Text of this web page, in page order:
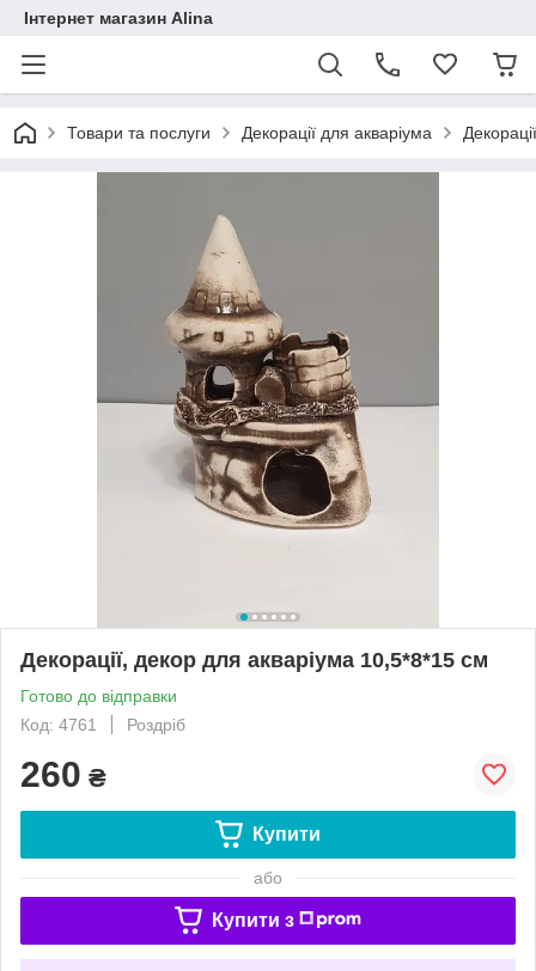
Інтернет магазин Alina
Товари та послуги Декорації для акваріума
Декорації, декор для акваріума 10,5*8*15 см
Готово до відправки
Код: 4761
Роздріб
260 ₴
Купити
або
Купити з